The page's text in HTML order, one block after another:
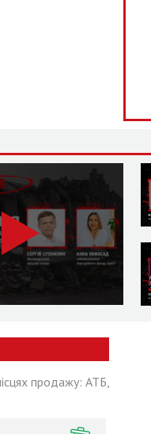
продажу: АТБ,